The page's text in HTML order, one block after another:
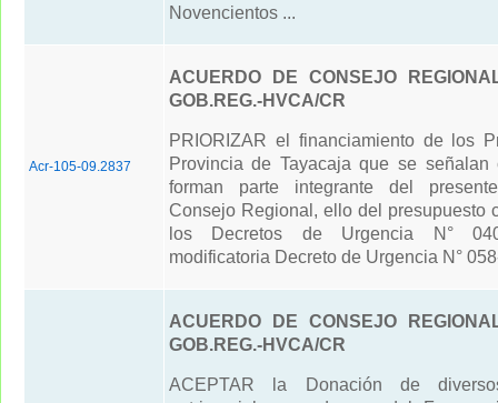
Novencientos ...
Acr-105-09.2837
ACUERDO DE CONSEJO
GOB.REG.-HVCA/CR
PRIORIZAR el financiamiento de los
Provincia de Tayacaja que se señalan
forman parte integrante del
Consejo Regional, ello del presupuesto
los Decretos de Urgencia N°
modificatoria Decreto de Urgencia N°
ACUERDO DE CONSEJO
GOB.REG.-HVCA/CR
ACEPTAR la Donación de